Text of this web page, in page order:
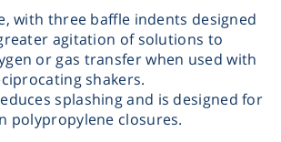
with three baffle indents designed
agitation of solutions to
or gas transfer when used with
shakers.
splashing and is designed for
polypropylene closures.
Sample Preparation
Shaking & Stirring